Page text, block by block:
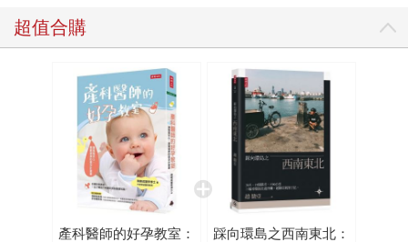
超值合購
產科醫師的好孕教室：
踩向環島之西南東北：